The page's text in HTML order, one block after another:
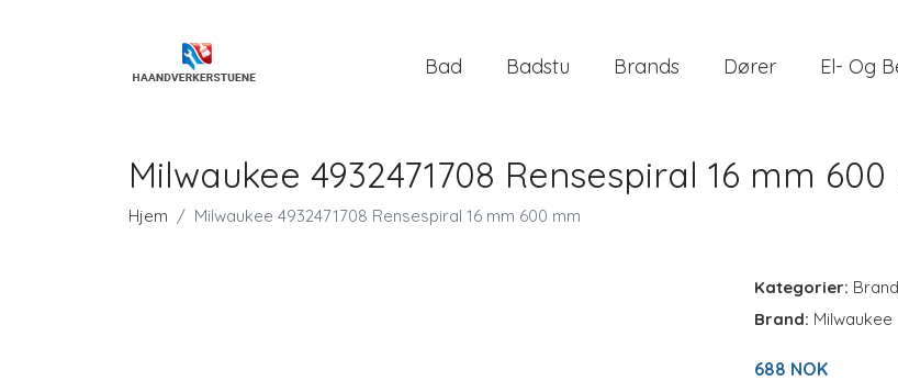
Bad Badstu Brands Dører El- Og
Milwaukee 4932471708 Rensespiral 16 mm
Hjem Milwaukee 4932471708 Rensespiral 16 mm 600 mm
Kategorier:
Brand: Milwaukee
688 NOK